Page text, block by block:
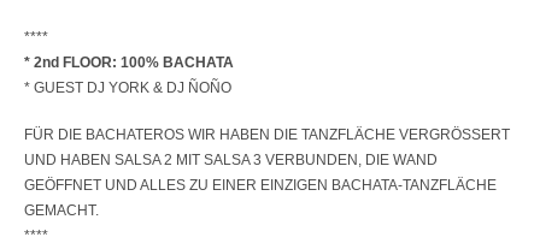
****
* 2nd FLOOR: 100% BACHATA
* GUEST DJ YORK & DJ ÑOÑO
FÜR DIE BACHATEROS WIR HABEN DIE TANZFLÄCHE VERGRÖSSERT
UND HABEN SALSA 2 MIT SALSA 3 VERBUNDEN, DIE WAND
GEÖFFNET UND ALLES ZU EINER EINZIGEN BACHATA-TANZFLÄCHE
GEMACHT.
****